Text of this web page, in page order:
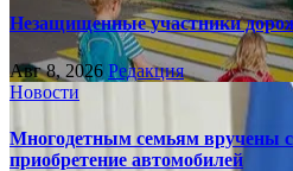
Незащищенные участники
Авг 8, 2026 Редакция
Новости
Многодетным семьям вручены
приобретение автомобилей